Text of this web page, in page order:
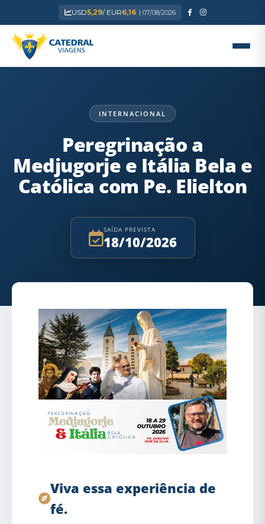
USD5,29/ EUR6,16 | 07/08/2026
INTERNACIONAL
Peregrinação a
Medjugorje e Itália Bela e
Católica com Pe. Elielton
SAÍDA PREVISTA
18/10/2026
Viva essa experiência de
fé.